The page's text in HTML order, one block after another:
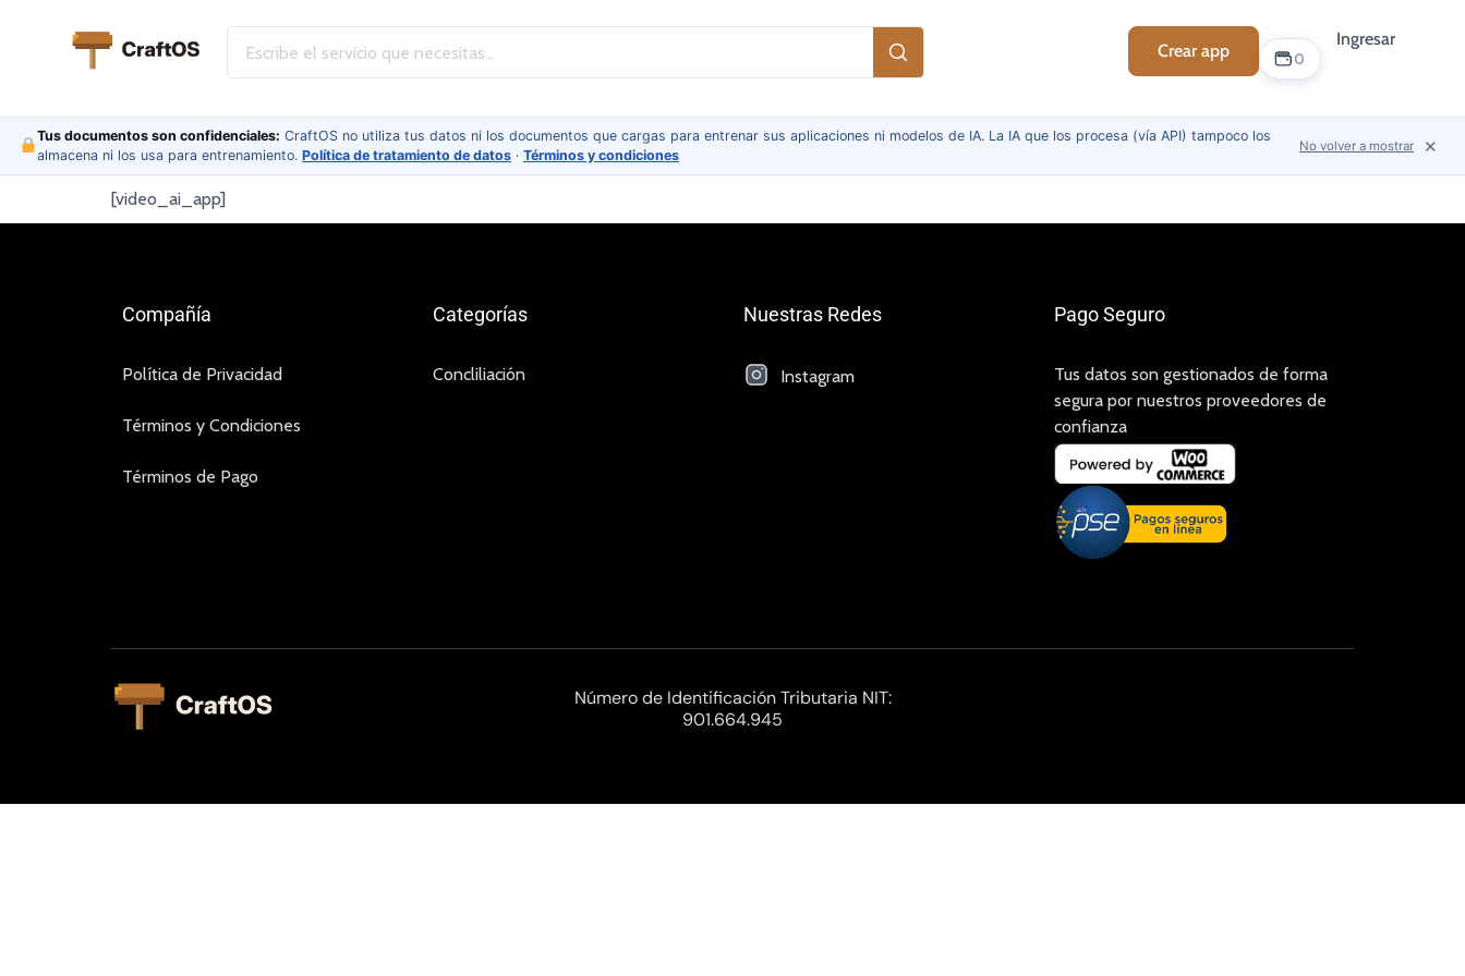
Crear app 0
Ingresar
Tus documentos son confidenciales: CraftOS no utiliza tus datos ni los documentos que cargas para entrenar sus aplicaciones ni modelos de IA. La IA que los procesa (vía API) tampoco los
almacena ni los usa para entrenamiento. Política de tratamiento de datos· Términos y condiciones
No volver a mostrar ✕
[video_ai_app]
Compañía
Política de Privacidad
Términos y Condiciones
Términos de Pago
Categorías
Concliliación
Nuestras Redes
Instagram
Pago Seguro
Tus datos son gestionados de forma
segura por nuestros proveedores de
confianza
Número de Identificación Tributaria NIT:
901.664.945